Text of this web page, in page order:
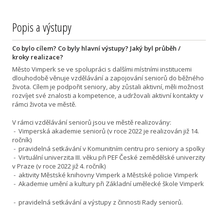
Popis a výstupy
Co bylo cílem? Co byly hlavní výstupy? Jaký byl průběh /
kroky realizace?
Město Vimperk se ve spolupráci s dalšími místními institucemi
dlouhodobě věnuje vzdělávání a zapojování seniorů do běžného
života. Cílem je podpořit seniory, aby zůstali aktivní, měli možnost
rozvíjet své znalosti a kompetence, a udržovali aktivní kontakty v
rámci života ve městě.
V rámci vzdělávání seniorů jsou ve městě realizovány:
- Vimperská akademie seniorů (v roce 2022 je realizován již 14.
ročník)
- pravidelná setkávání v Komunitním centru pro seniory a spolky
- Virtuální univerzita III. věku při PEF České zemědělské univerzity
v Praze (v roce 2022 již 4. ročník)
- aktivity Městské knihovny Vimperk a Městské policie Vimperk
- Akademie umění a kultury při Základní umělecké škole Vimperk
- pravidelná setkávání a výstupy z činnosti Rady seniorů.